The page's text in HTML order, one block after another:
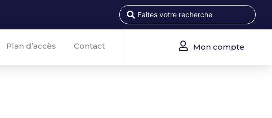
Plan d’accès Contact Mon compte